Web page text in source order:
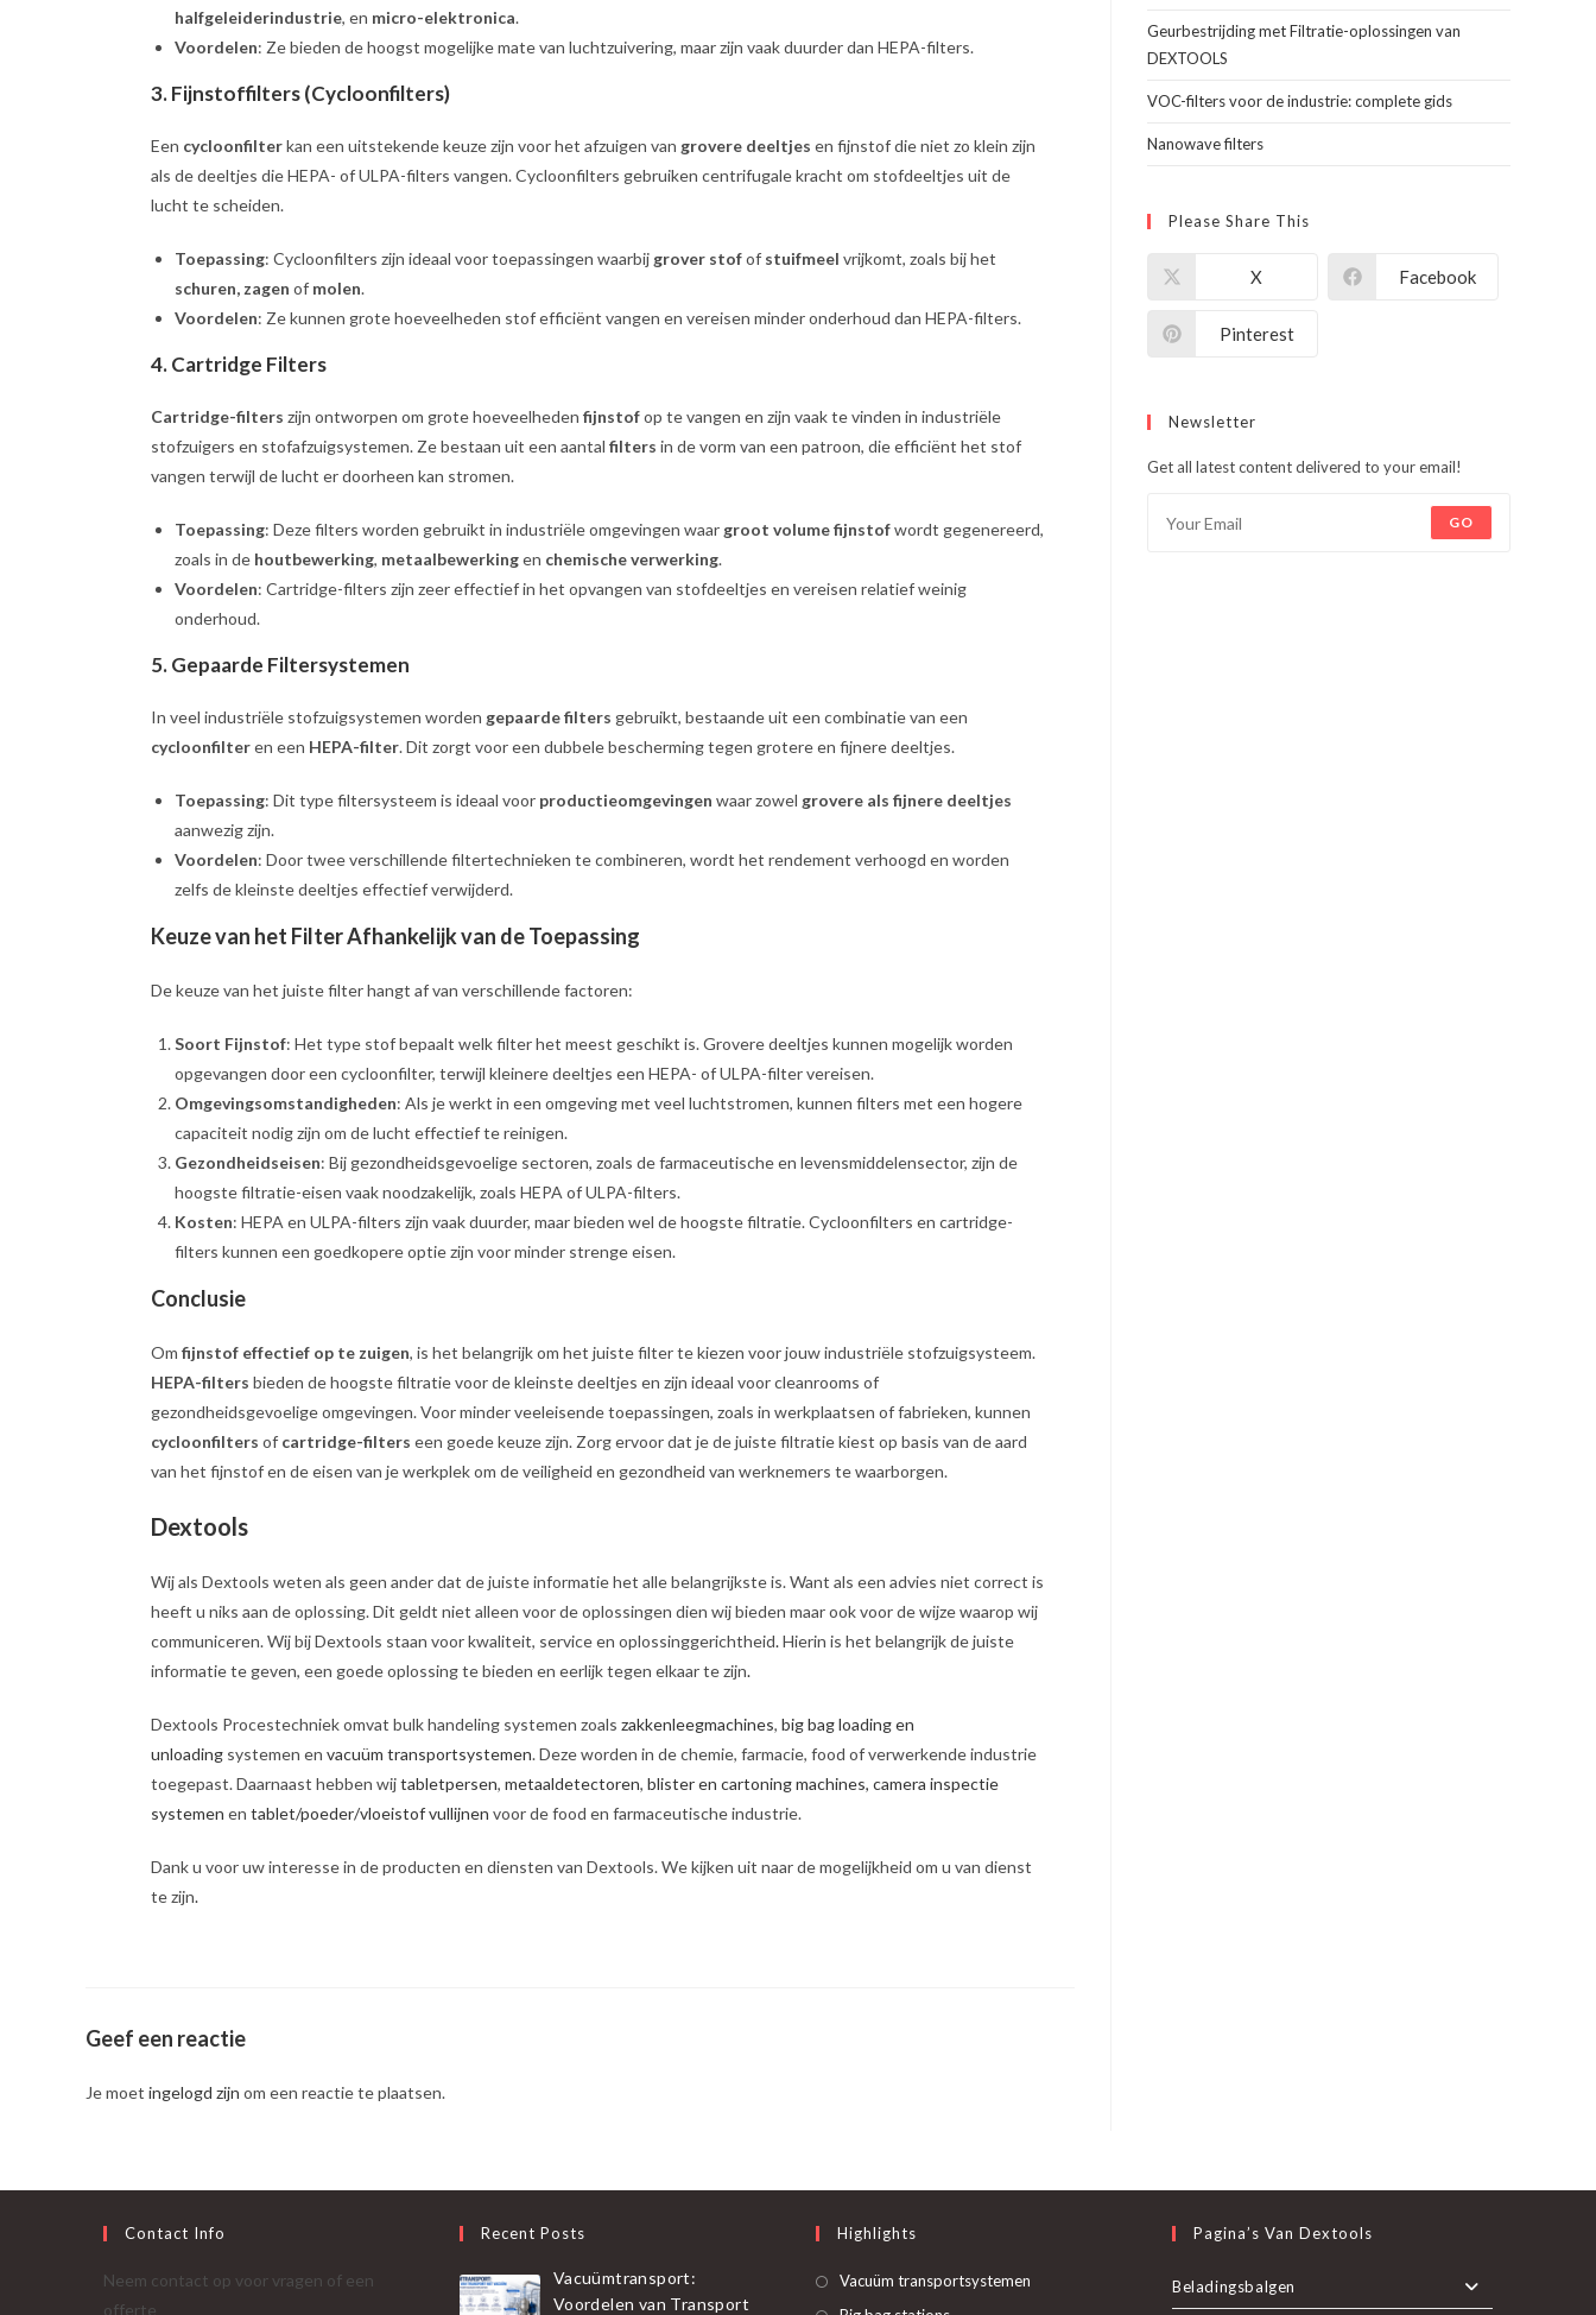
halfgeleiderindustrie, en micro-elektronica.
Voordelen: Ze bieden de hoogst mogelijke mate van luchtzuivering, maar zijn vaak duurder dan HEPA-filters.
3.Fijnstoffilters (Cycloonfilters)
Een cycloonfilterkan een uitstekende keuze zijn voor het afzuigen van grovere deeltjes en fijnstof die niet zo klein zijn
als de deeltjes die HEPA- of ULPA-filters vangen. Cycloonfilters gebruiken centrifugale kracht om stofdeeltjes uit de
lucht te scheiden.
Toepassing: Cycloonfilters zijn ideaal voor toepassingen waarbijgrover stofof stuifmeel vrijkomt, zoals bij het
schuren, zagen of molen.
Voordelen: Ze kunnen grote hoeveelheden stof efficiënt vangen en vereisen minder onderhoud dan HEPA-filters.
4.Cartridge Filters
Cartridge-filters zijn ontworpen om grote hoeveelheden fijnstofop te vangen en zijn vaak te vinden in industriële
stofzuigers en stofafzuigsystemen. Ze bestaan uit een aantal filters in de vorm van een patroon, die efficiënt het stof
vangen terwijl de lucht er doorheen kan stromen.
Toepassing: Deze filters worden gebruikt in industriële omgevingen waargroot volume fijnstofwordt gegenereerd,
zoals in de houtbewerking, metaalbewerkingen chemische verwerking.
Voordelen: Cartridge-filters zijn zeer effectief in het opvangen van stofdeeltjes en vereisen relatief weinig
onderhoud.
5.Gepaarde Filtersystemen
In veel industriële stofzuigsystemen worden gepaarde filters gebruikt, bestaande uit een combinatie van een
cycloonfilteren een HEPA-filter. Dit zorgt voor een dubbele bescherming tegen grotere en fijnere deeltjes.
Toepassing: Dit type filtersysteem is ideaal voor productieomgevingen waar zowel grovere als fijnere deeltjes
aanwezig zijn.
Voordelen: Door twee verschillende filtertechnieken te combineren, wordt het rendement verhoogd en worden
zelfs de kleinste deeltjes effectief verwijderd.
Keuze van het Filter Afhankelijk van de Toepassing
De keuze van het juiste filter hangt af van verschillende factoren:
Soort Fijnstof: Het type stof bepaalt welk filter het meest geschikt is. Grovere deeltjes kunnen mogelijk worden
opgevangen door een cycloonfilter, terwijl kleinere deeltjes een HEPA- of ULPA-filter vereisen.
Omgevingsomstandigheden: Als je werkt in een omgeving met veel luchtstromen, kunnen filters met een hogere
capaciteit nodig zijn om de lucht effectief te reinigen.
Gezondheidseisen: Bij gezondheidsgevoelige sectoren, zoals de farmaceutische en levensmiddelensector, zijn de
hoogste filtratie-eisen vaak noodzakelijk, zoals HEPA of ULPA-filters.
Kosten: HEPA en ULPA-filters zijn vaak duurder, maar bieden wel de hoogste filtratie. Cycloonfilters en cartridge-
filters kunnen een goedkopere optie zijn voor minder strenge eisen.
Conclusie
Om fijnstof effectief op te zuigen, is het belangrijk om het juiste filter te kiezen voor jouw industriële stofzuigsysteem.
HEPA-filters bieden de hoogste filtratie voor de kleinste deeltjes en zijn ideaal voor cleanrooms of
gezondheidsgevoelige omgevingen. Voor minder veeleisende toepassingen, zoals in werkplaatsen of fabrieken, kunnen
cycloonfilters of cartridge-filters een goede keuze zijn. Zorg ervoor dat je de juiste filtratie kiest op basis van de aard
van het fijnstof en de eisen van je werkplek om de veiligheid en gezondheid van werknemers te waarborgen.
Dextools
Wij als Dextools weten als geen ander dat de juiste informatie het alle belangrijkste is. Want als een advies niet correct is
heeft u niks aan de oplossing. Dit geldt niet alleen voor de oplossingen dien wij bieden maar ook voor de wijze waarop wij
communiceren. Wij bij Dextools staan voor kwaliteit, service en oplossinggerichtheid.Hierin is het belangrijk de juiste
informatie te geven, een goede oplossing te bieden en eerlijk tegen elkaar te zijn.
Dextools Procestechniek omvat bulk handeling systemen zoals zakkenleegmachines, big bag loading en
unloading systemen en vacuüm transportsystemen. Deze worden in de chemie, farmacie, food of verwerkende industrie
toegepast. Daarnaast hebben wijtabletpersen, metaaldetectoren, blister en cartoning machines, camera inspectie
systemen en tablet/poeder/vloeistof vullijnen voor de food en farmaceutische industrie.
Dank u voor uw interesse in de producten en diensten van Dextools. We kijken uit naar de mogelijkheid om u van dienst
te zijn.
Geef een reactie
Je moet ingelogd zijn om een reactie te plaatsen.
Geurbestrijding met Filtratie-oplossingen van
DEXTOOLS
VOC-filters voor de industrie: complete gids
Nanowave filters
Please Share This
X Facebook
Pinterest
Newsletter
Get all latest content delivered to your email!
GO
Contact Info
Neem contact op voor vragen of een
offerte
Recent Posts
Vacuümtransport:
Voordelen van Transport
Highlights
Vacuüm transportsystemen
Pagina’s Van Dextools
Beladingsbalgen